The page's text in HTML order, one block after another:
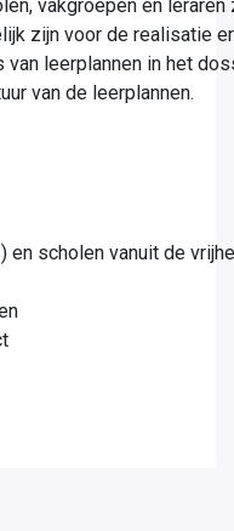
vakgroepen en
zijn voor de realisatie
leerplannen in het
van de leerplannen.
en scholen vanuit de